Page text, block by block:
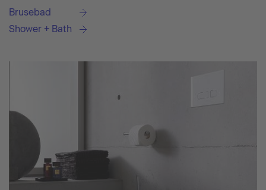
Brusebad
Shower + Bath